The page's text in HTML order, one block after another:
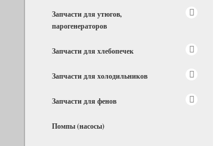
Запчасти для утюгов,
парогенераторов
Запчасти для хлебопечек
Запчасти для холодильников
Запчасти для фенов
Помпы (насосы)